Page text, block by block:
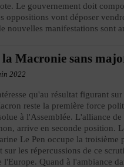
Le gouvernement doit
oppositions vont déposer
nouvelles manifestations sont
Macronie sans
2022
qu'au résultat figurant
reste la première force
à l'Assemblée. L'alliance
arrive en seconde position.
Le Pen occupe la troisième
sur les répercussions de ce
l'Europe. Quand à l'ambiance